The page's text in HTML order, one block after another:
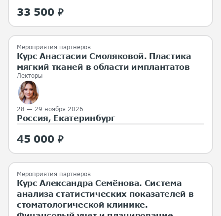
33 500 ₽
Мероприятия партнеров
Курс Анастасии Смоляковой. Пластика
мягкий тканей в области имплантатов
Лекторы
28 — 29 ноября 2026
Россия, Екатеринбург
45 000 ₽
Мероприятия партнеров
Курс Александра Семёнова. Система
анализа статистических показателей в
стоматологической клинике.